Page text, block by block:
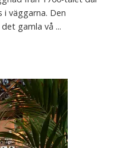
väggarna. Den
gamla vå ...